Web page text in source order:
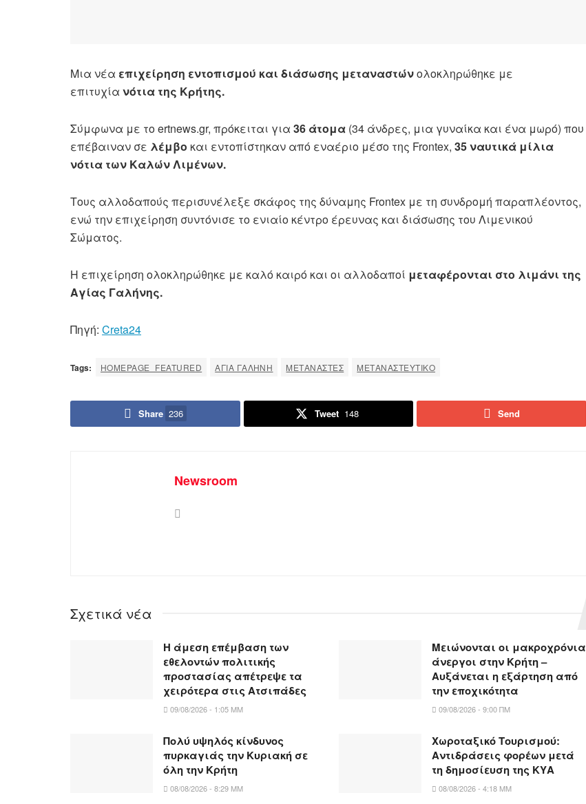
Μια νέα επιχείρηση εντοπισμού και διάσωσης μεταναστώνολοκληρώθηκε με
επιτυχία νότια της Κρήτης.
Σύμφωνα με το ertnews.gr, πρόκειται για 36 άτομα (34 άνδρες, μια γυναίκα και ένα μωρό) που
επέβαιναν σε λέμβο και εντοπίστηκαν από εναέριο μέσο της Frontex, 35 ναυτικά μίλια
νότια των Καλών Λιμένων.
Τους αλλοδαπούς περισυνέλεξε σκάφος της δύναμης Frontex με τη συνδρομή παραπλέοντος,
ενώ την επιχείρηση συντόνισε το ενιαίο κέντρο έρευνας και διάσωσης του Λιμενικού
Σώματος.
Η επιχείρηση ολοκληρώθηκε με καλό καιρό και οι αλλοδαποί μεταφέρονται στο λιμάνι της
Αγίας Γαλήνης.
Πηγή: Creta24
Tags: HOMEPAGE_FEATURED ΑΓΊΑ ΓΑΛΉΝΗ ΜΕΤΑΝΆΣΤΕΣ ΜΕΤΑΝΑΣΤΕΥΤΙΚΟ
Share 236 Tweet 148 Send
Newsroom
Σχετικά νέα
Η άμεση επέμβαση των
εθελοντών πολιτικής
προστασίας απέτρεψε τα
χειρότερα στις Aτσιπάδες
09/08/2026 - 1:05 ΜΜ
Μειώνονται οι μακροχρόνια
άνεργοι στην Κρήτη –
Αυξάνεται η εξάρτηση από
την εποχικότητα
09/08/2026 - 9:00 ΠΜ
Πολύ υψηλός κίνδυνος
πυρκαγιάς την Κυριακή σε
όλη την Κρήτη
08/08/2026 - 8:29 ΜΜ
Χωροταξικό Τουρισμού:
Αντιδράσεις φορέων μετά
τη δημοσίευση της ΚΥΑ
08/08/2026 - 4:18 ΜΜ